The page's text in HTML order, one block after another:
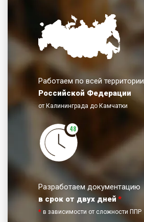
Работаем по всей территории
Российской Федерации
от Калининграда до Камчатки
48
Разработаем документацию
в срок от двух дней *
* в зависимости от сложности ППР